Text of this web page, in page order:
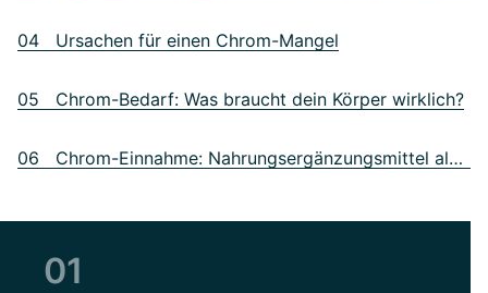
04 Ursachen für einen Chrom-Mangel
05 Chrom-Bedarf: Was braucht dein Körper wirklich?
06 Chrom-Einnahme: Nahrungsergänzungsmittel als Lösung?
01